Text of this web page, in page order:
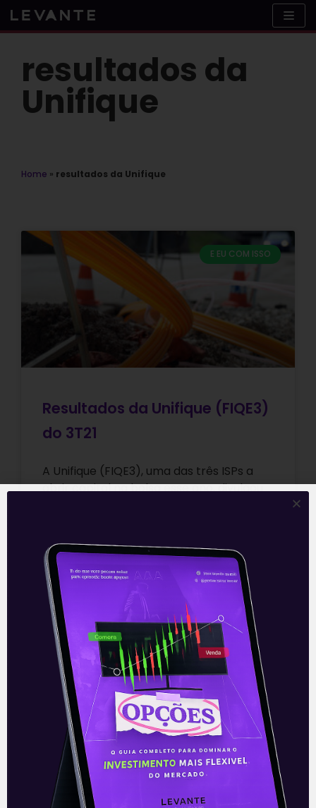
Skip
to
resultados da
Unifique
Home » resultados da Unifique
E EU COM ISSO
Resultados da Unifique (FIQE3)
do 3T21
A Unifique (FIQE3), uma das três ISPs a
abrir capital na bolsa esse ano, divulgou
Leia mais
12/11/2021
E EU COM ISSO